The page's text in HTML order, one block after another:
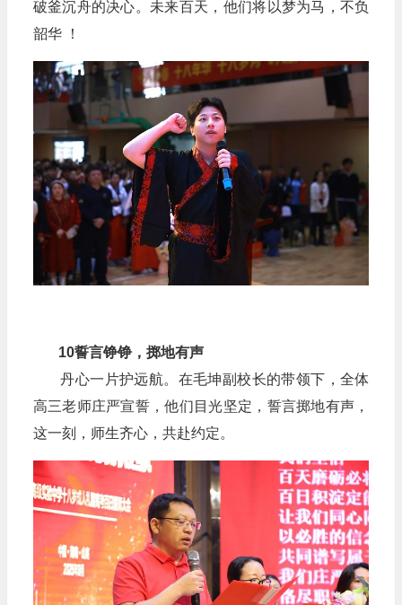
破釜沉舟的决心。未来百天，他们将以梦为马，不负
韶华 ！
10誓言铮铮，掷地有声
丹心一片护远航。在毛坤副校长的带领下，全体
高三老师庄严宣誓，他们目光坚定，誓言掷地有声，
这一刻，师生齐心，共赴约定。